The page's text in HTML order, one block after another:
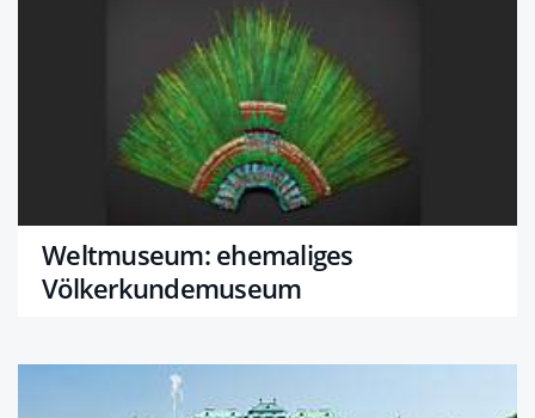
Weltmuseum: ehemaliges
Völkerkundemuseum